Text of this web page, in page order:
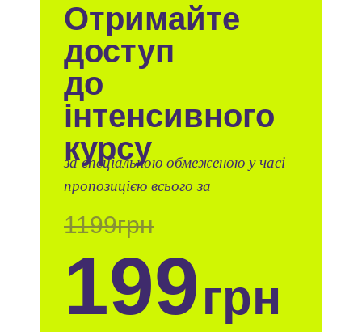
Отримайте
доступ
до
інтенсивного
курсу
1199грн
за спеціальною обмеженою у часі
пропозицією всього за
грн
199